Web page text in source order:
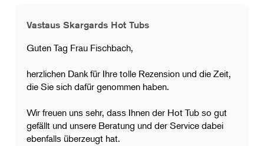
Vastaus Skargards Hot Tubs
Guten Tag Frau Fischbach,
​herzlichen Dank für Ihre tolle Rezension und die Zeit,
die Sie sich dafür genommen haben.
​Wir freuen uns sehr, dass Ihnen der Hot Tub so gut
gefällt und unsere Beratung und der Service dabei
ebenfalls überzeugt hat.